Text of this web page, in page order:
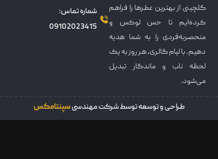
گلچینی از بهترین عطرها را فراهم
کرده‌ایم تا حس لوکس و
منحصربه‌فردی را به شما هدیه
دهیم. با لیام گالری، هر روز به یک
لحظه ناب و ماندگار تبدیل
می‌شود.
شماره تماس:
09102023415
طراحی و توسعه توسط شرکت مهندسیسپنتامکس